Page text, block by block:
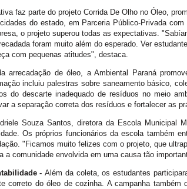
faz parte do projeto Corrida De Olho no Óleo,
do estado, em Parceria Público-Privada
o projeto superou todas as expectativas.
foram muito além do esperado. Ver
com pequenas atitudes", destaca.
arrecadação de óleo, a Ambiental Paraná
incluiu palestras sobre saneamento básico,
do descarte inadequado de resíduos no meio
a separação correta dos resíduos e fortalecer as
Souza Santos, diretora da Escola Municipal
Os próprios funcionários da escola também
"Ficamos muito felizes com o projeto, que
a comunidade envolvida em uma causa tão
-Além da coleta, os estudantes
correto do óleo de cozinha. A campanha